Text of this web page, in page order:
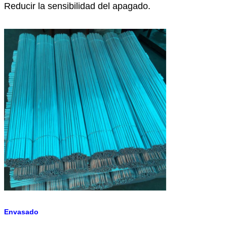
Reducir la sensibilidad del apagado.
Envasado